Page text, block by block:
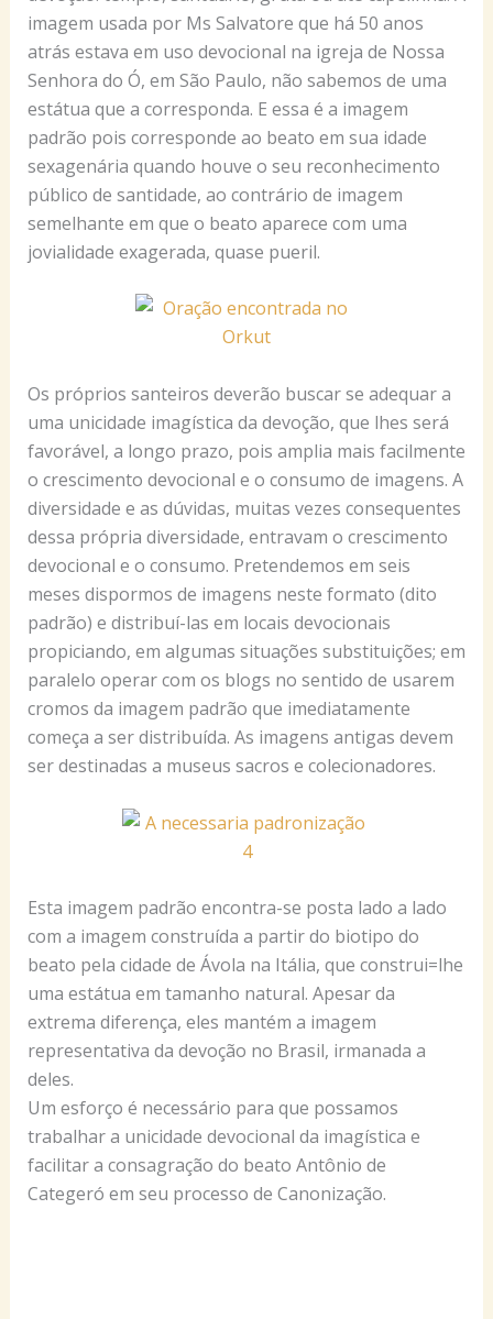
imagem usada por Ms Salvatore que há 50 anos
atrás estava em uso devocional na igreja de Nossa
Senhora do Ó, em São Paulo, não sabemos de uma
estátua que a corresponda. E essa é a imagem
padrão pois corresponde ao beato em sua idade
sexagenária quando houve o seu reconhecimento
público de santidade, ao contrário de imagem
semelhante em que o beato aparece com uma
jovialidade exagerada, quase pueril.
Os próprios santeiros deverão buscar se adequar a
uma unicidade imagística da devoção, que lhes será
favorável, a longo prazo, pois amplia mais facilmente
o crescimento devocional e o consumo de imagens. A
diversidade e as dúvidas, muitas vezes consequentes
dessa própria diversidade, entravam o crescimento
devocional e o consumo. Pretendemos em seis
meses dispormos de imagens neste formato (dito
padrão) e distribuí-las em locais devocionais
propiciando, em algumas situações substituições; em
paralelo operar com os blogs no sentido de usarem
cromos da imagem padrão que imediatamente
começa a ser distribuída. As imagens antigas devem
ser destinadas a museus sacros e colecionadores.
Esta imagem padrão encontra-se posta lado a lado
com a imagem construída a partir do biotipo do
beato pela cidade de Ávola na Itália, que construi=lhe
uma estátua em tamanho natural. Apesar da
extrema diferença, eles mantém a imagem
representativa da devoção no Brasil, irmanada a
deles.
Um esforço é necessário para que possamos
trabalhar a unicidade devocional da imagística e
facilitar a consagração do beato Antônio de
Categeró em seu processo de Canonização.